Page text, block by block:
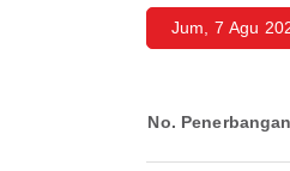
Jum, 7 Agu
No. Penerbangan